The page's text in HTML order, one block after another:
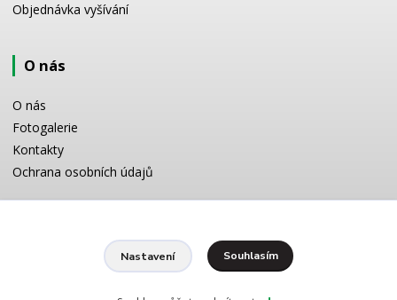
Objednávka vyšívání
O nás
O nás
Fotogalerie
Kontakty
Ochrana osobních údajů
Potřebujete poradit s výběrem? Neváhejte se zeptat:
+420 728 772 566
Nastavení Souhlasím